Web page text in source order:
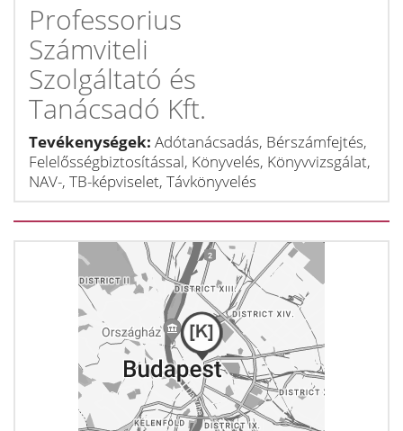
Professorius
Számviteli
Szolgáltató és
Tanácsadó Kft.
Tevékenységek: Adótanácsadás, Bérszámfejtés,
Felelősségbiztosítással, Könyvelés, Könyvvizsgálat,
NAV-, TB-képviselet, Távkönyvelés